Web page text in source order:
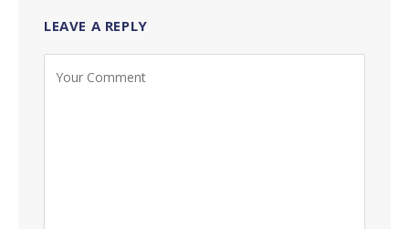
LEAVE A REPLY